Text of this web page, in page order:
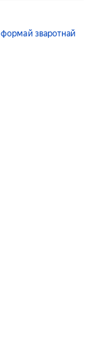
формай зваротнай